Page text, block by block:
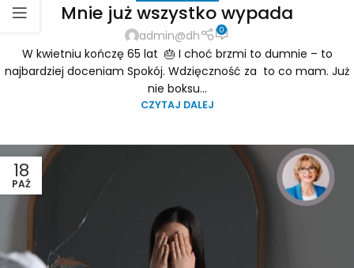
Mnie już wszystko wypada
admin@dh 0
W kwietniu kończę 65 lat 🎂 I choć brzmi to dumnie – to
najbardziej doceniam Spokój. Wdzięczność za to co mam. Już
nie boksu...
CZYTAJ DALEJ
18
PAŹ